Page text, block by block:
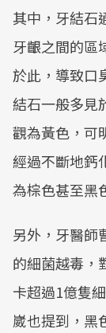
其中，牙結石
牙齦之間的區
於此，導致口
結石一般多見
觀為黃色，可
經過不斷地鈣
為棕色甚至黑
另外，牙醫師
的細菌越毒，
卡超過1億隻
崴也提到，黑